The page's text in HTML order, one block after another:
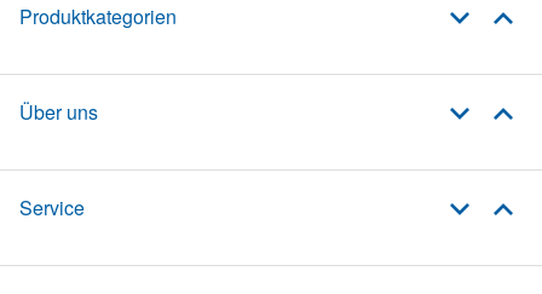
Produktkategorien
Über uns
Service